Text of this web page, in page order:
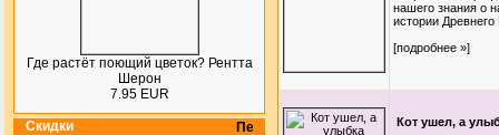
Где растёт поющий цветок? Рентта
Шерон
7.95 EUR
Скидки
нашего знания о
истории
[подробнее »]
Кот ушел, а